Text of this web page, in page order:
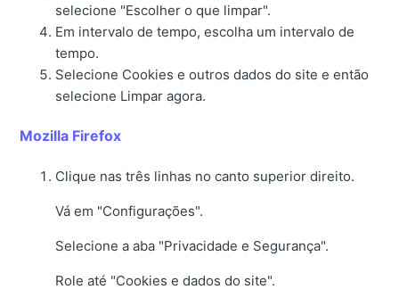
selecione "Escolher o que limpar".
Em intervalo de tempo, escolha um intervalo de
tempo.
Selecione Cookies e outros dados do site e então
selecione Limpar agora.
Mozilla Firefox
Clique nas três linhas no canto superior direito.
Vá em "Configurações".
Selecione a aba "Privacidade e Segurança".
Role até "Cookies e dados do site".